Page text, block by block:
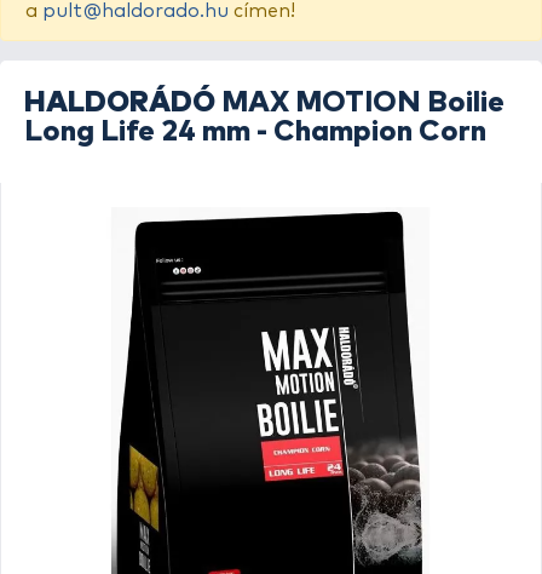
a pult@haldorado.hu címen!
HALDORÁDÓ MAX MOTION Boilie
Long Life 24 mm - Champion Corn